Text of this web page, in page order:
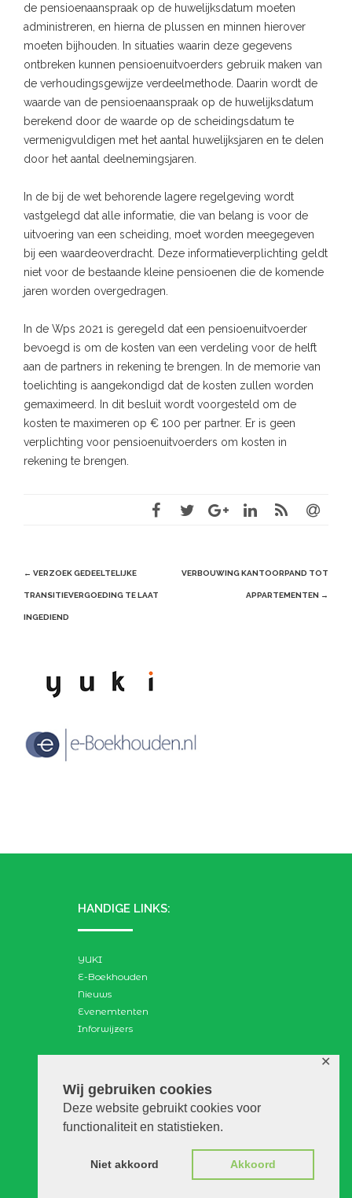
Wij gebruiken cookies
Deze website gebruikt cookies voor
functionaliteit en statistieken.
Niet akkoord Akkoord
✕
de pensioenaanspraak op de huwelijksdatum moeten
administreren, en hierna de plussen en minnen hierover
moeten bijhouden. In situaties waarin deze gegevens
ontbreken kunnen pensioenuitvoerders gebruik maken van
de verhoudingsgewijze verdeelmethode. Daarin wordt de
waarde van de pensioenaanspraak op de huwelijksdatum
berekend door de waarde op de scheidingsdatum te
vermenigvuldigen met het aantal huwelijksjaren en te delen
door het aantal deelnemingsjaren.
In de bij de wet behorende lagere regelgeving wordt
vastgelegd dat alle informatie, die van belang is voor de
uitvoering van een scheiding, moet worden meegegeven
bij een waardeoverdracht. Deze informatieverplichting geldt
niet voor de bestaande kleine pensioenen die de komende
jaren worden overgedragen.
In de Wps 2021 is geregeld dat een pensioenuitvoerder
bevoegd is om de kosten van een verdeling voor de helft
aan de partners in rekening te brengen. In de memorie van
toelichting is aangekondigd dat de kosten zullen worden
gemaximeerd. In dit besluit wordt voorgesteld om de
kosten te maximeren op € 100 per partner. Er is geen
verplichting voor pensioenuitvoerders om kosten in
rekening te brengen.
Post
navigation
← VERZOEK GEDEELTELIJKE
TRANSITIEVERGOEDING TE LAAT
INGEDIEND
VERBOUWING KANTOORPAND TOT
APPARTEMENTEN →
HANDIGE LINKS:
YUKI
E-Boekhouden
Nieuws
Evenemtenten
Inforwijzers